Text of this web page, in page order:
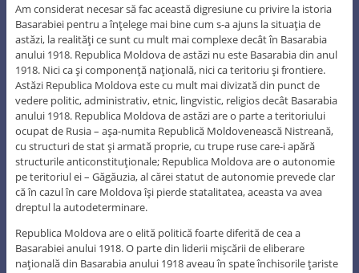
Am considerat necesar să fac această digresiune cu privire la istoria
Basarabiei pentru a înţelege mai bine cum s-a ajuns la situaţia de
astăzi, la realităţi ce sunt cu mult mai complexe decât în Basarabia
anului 1918. Republica Moldova de astăzi nu este Basarabia din anul
1918. Nici ca şi componenţă naţională, nici ca teritoriu şi frontiere.
Astăzi Republica Moldova este cu mult mai divizată din punct de
vedere politic, administrativ, etnic, lingvistic, religios decât Basarabia
anului 1918. Republica Moldova de astăzi are o parte a teritoriului
ocupat de Rusia – aşa-numita Republică Moldovenească Nistreană,
cu structuri de stat şi armată proprie, cu trupe ruse care-i apără
structurile anticonstituţionale; Republica Moldova are o autonomie
pe teritoriul ei – Găgăuzia, al cărei statut de autonomie prevede clar
că în cazul în care Moldova îşi pierde statalitatea, aceasta va avea
dreptul la autodeterminare.
Republica Moldova are o elită politică foarte diferită de cea a
Basarabiei anului 1918. O parte din liderii mişcării de eliberare
naţională din Basarabia anului 1918 aveau în spate închisorile ţariste